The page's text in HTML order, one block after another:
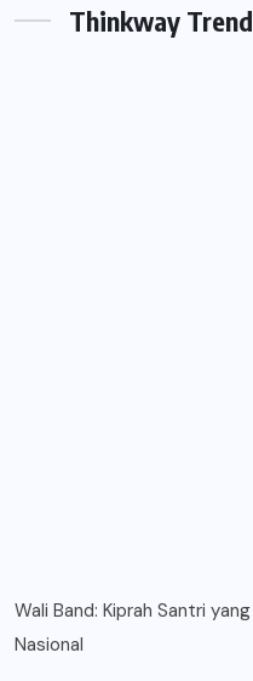
Thinkway
Wali Band: Kiprah Santri
Nasional